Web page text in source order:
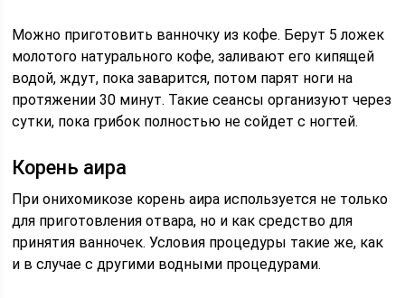
Можно приготовить ванночку из кофе. Берут 5 ложек
молотого натурального кофе, заливают его кипящей
водой, ждут, пока заварится, потом парят ноги на
протяжении 30 минут. Такие сеансы организуют через
сутки, пока грибок полностью не сойдет с ногтей.
Корень аира
При онихомикозе корень аира используется не только
для приготовления отвара, но и как средство для
принятия ванночек. Условия процедуры такие же, как
и в случае с другими водными процедурами.